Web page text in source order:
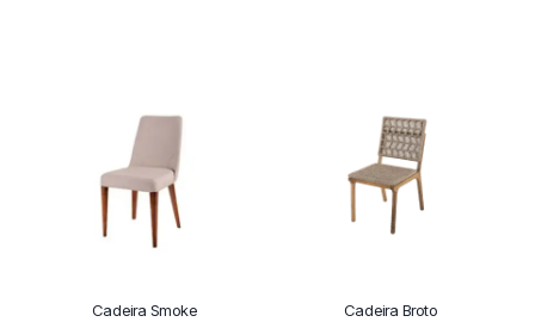
Cadeira Smoke Cadeira Broto